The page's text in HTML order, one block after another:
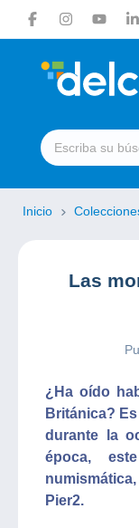
Inicio
Las
¿Ha oído
Británica?
durante la
época,
Pier2.